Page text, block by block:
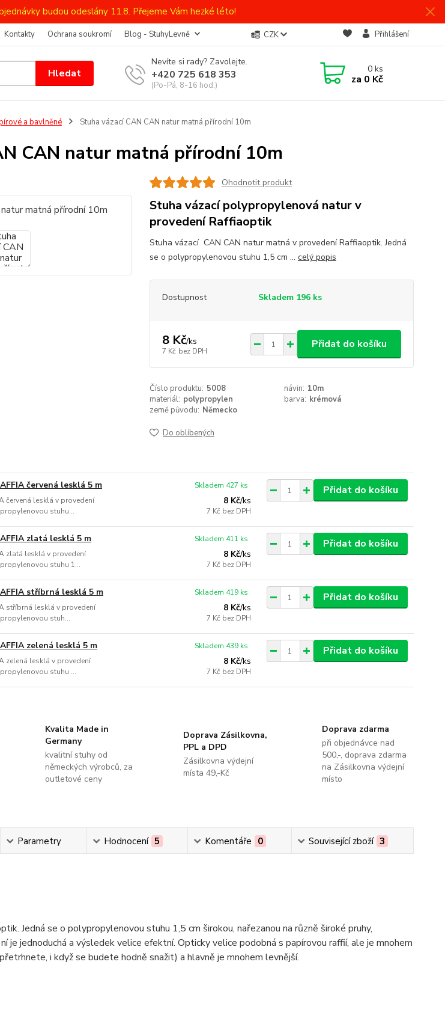
budou odeslány 11.8. Přejeme Vám hezké léto!
Kontakty Ochrana soukromí Blog - StuhyLevně CZK Přihlášení
Hledat
Nevíte si rady? Zavolejte.
+420 725 618 353
(Po-Pá, 8-16 hod.)
0ks
za 0 Kč
a bavlněné Stuha vázací CAN CAN natur matná přírodní 10m
CAN natur matná přírodní 10m
Ohodnotit produkt
Stuha vázací polypropylenová natur v
provedení Raffiaoptik
Stuha vázací CAN CAN natur matná v provedení Raffiaoptik. Jedná
se o polypropylenovou stuhu 1,5 cm ... celý popis
Dostupnost Skladem 196 ks
8 Kč/ks
7 Kč bez DPH
Přidat do košíku
Číslo produktu: 5008 návin: 10m
materiál: polypropylen barva: krémová
země původu: Německo
Do oblíbených
červená lesklá 5 m
červená lesklá v provedení
stuhu...
8 Kč/ks
7 Kč bez DPH
Skladem 427 ks Přidat do košíku
zlatá lesklá 5 m
zlatá lesklá v provedení
stuhu 1...
8 Kč/ks
7 Kč bez DPH
Skladem 411 ks Přidat do košíku
stříbrná lesklá 5 m
stříbrná lesklá v provedení
stuh...
8 Kč/ks
7 Kč bez DPH
Skladem 419 ks Přidat do košíku
zelená lesklá 5 m
zelená lesklá v provedení
stuhu ...
8 Kč/ks
7 Kč bez DPH
Skladem 439 ks Přidat do košíku
Kvalita Made in
Germany
kvalitní stuhy od
německých výrobců, za
outletové ceny
Doprava Zásilkovna,
PPL a DPD
Zásilkovna výdejní
místa 49,-Kč
Doprava zdarma
při objednávce nad
500,-, doprava zdarma
na Zásilkovna výdejní
místo
Parametry Hodnocení 5 Komentáře 0 Související zboží 3
Jedná se o polypropylenovou stuhu 1,5 cm širokou, nařezanou na různě široké pruhy,
je jednoduchá a výsledek velice efektní. Opticky velice podobná s papírovou raffií, ale je mnohem
i když se budete hodně snažit) a hlavně je mnohem levnější.